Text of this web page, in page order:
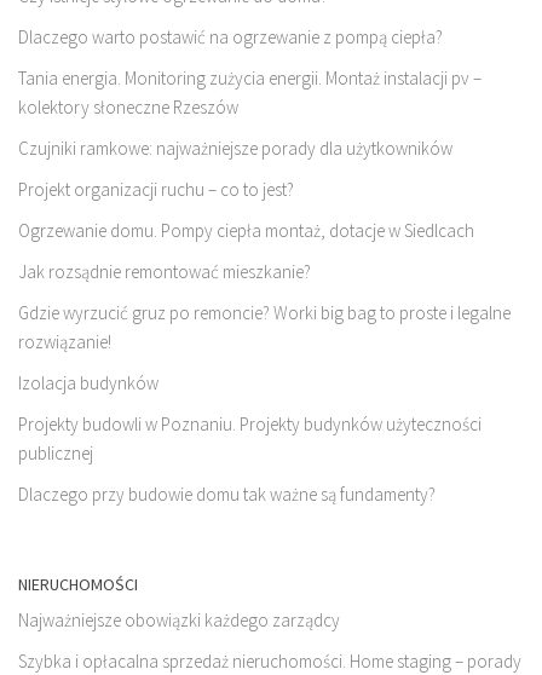
Dlaczego warto postawić na ogrzewanie z pompą ciepła?
Tania energia. Monitoring zużycia energii. Montaż instalacji pv –
kolektory słoneczne Rzeszów
Czujniki ramkowe: najważniejsze porady dla użytkowników
Projekt organizacji ruchu – co to jest?
Ogrzewanie domu. Pompy ciepła montaż, dotacje w Siedlcach
Jak rozsądnie remontować mieszkanie?
Gdzie wyrzucić gruz po remoncie? Worki big bag to proste i legalne
rozwiązanie!
Izolacja budynków
Projekty budowli w Poznaniu. Projekty budynków użyteczności
publicznej
Dlaczego przy budowie domu tak ważne są fundamenty?
NIERUCHOMOŚCI
Najważniejsze obowiązki każdego zarządcy
Szybka i opłacalna sprzedaż nieruchomości. Home staging – porady